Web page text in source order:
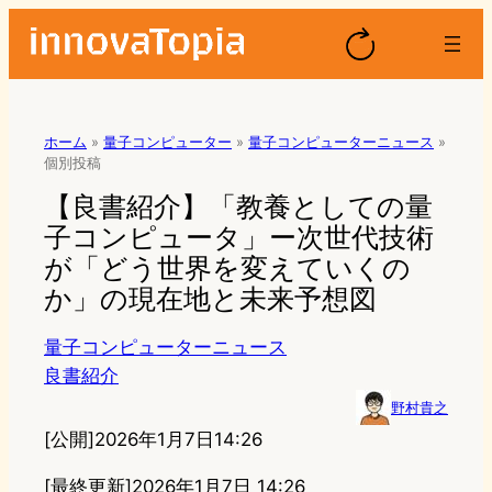
ホーム » 量子コンピューター » 量子コンピューターニュース »
個別投稿
【良書紹介】「教養としての量
子コンピュータ」ー次世代技術
が「どう世界を変えていくの
か」の現在地と未来予想図
量子コンピューターニュース
良書紹介
野村貴之
[公開]2026年1月7日14:26
[最終更新]2026年1月7日 14:26